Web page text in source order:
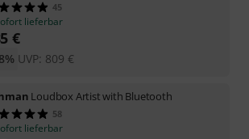
45
lieferbar
€
UVP: 809 €
Loudbox Artist with Bluetooth
58
lieferbar